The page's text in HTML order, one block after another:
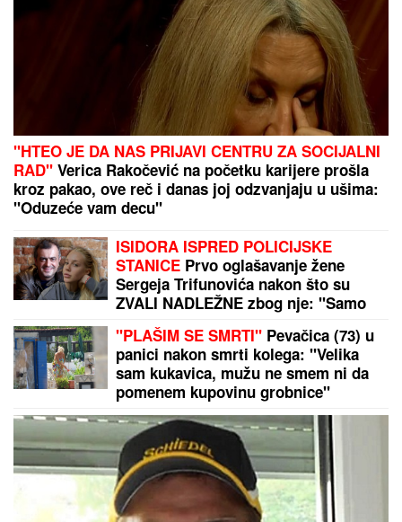
"HTEO JE DA NAS PRIJAVI CENTRU ZA SOCIJALNI
RAD" Verica Rakočević na početku karijere prošla
kroz pakao, ove reč i danas joj odzvanjaju u ušima:
"Oduzeće vam decu"
ISIDORA ISPRED POLICIJSKE
STANICE Prvo oglašavanje žene
Sergeja Trifunovića nakon što su
ZVALI NADLEŽNE zbog nje: "Samo
"PLAŠIM SE SMRTI" Pevačica (73) u
panici nakon smrti kolega: "Velika
sam kukavica, mužu ne smem ni da
pomenem kupovinu grobnice"